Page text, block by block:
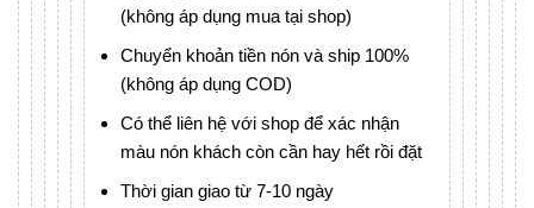
(không áp dụng mua tại shop)
Chuyển khoản tiền nón và ship 100%
(không áp dụng COD)
Có thể liên hệ với shop để xác nhận
màu nón khách còn cần hay hết rồi đặt
Thời gian giao từ 7-10 ngày